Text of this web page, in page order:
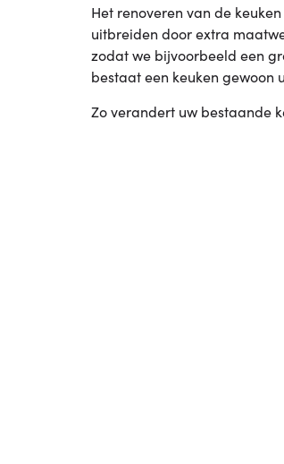
Het renoveren van de
uitbreiden door extra
zodat we bijvoorbeeld een
bestaat een keuken gewoon
Zo verandert uw bestaande